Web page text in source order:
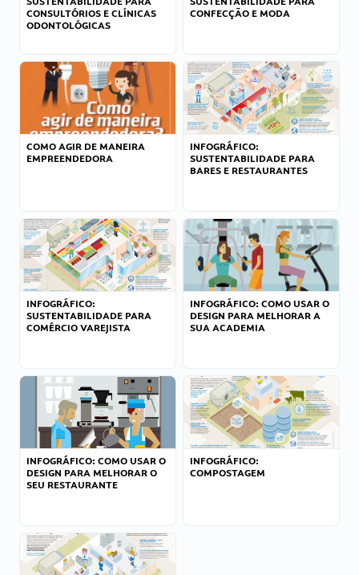
CONSULTÓRIOS E CLÍNICAS
ODONTOLÓGICAS
CONFECÇÃO E MODA
COMO AGIR DE MANEIRA
EMPREENDEDORA
INFOGRÁFICO:
SUSTENTABILIDADE PARA
BARES E RESTAURANTES
INFOGRÁFICO:
SUSTENTABILIDADE PARA
COMÉRCIO VAREJISTA
INFOGRÁFICO: COMO USAR O
DESIGN PARA MELHORAR A
SUA ACADEMIA
INFOGRÁFICO: COMO USAR O
DESIGN PARA MELHORAR O
SEU RESTAURANTE
INFOGRÁFICO:
COMPOSTAGEM